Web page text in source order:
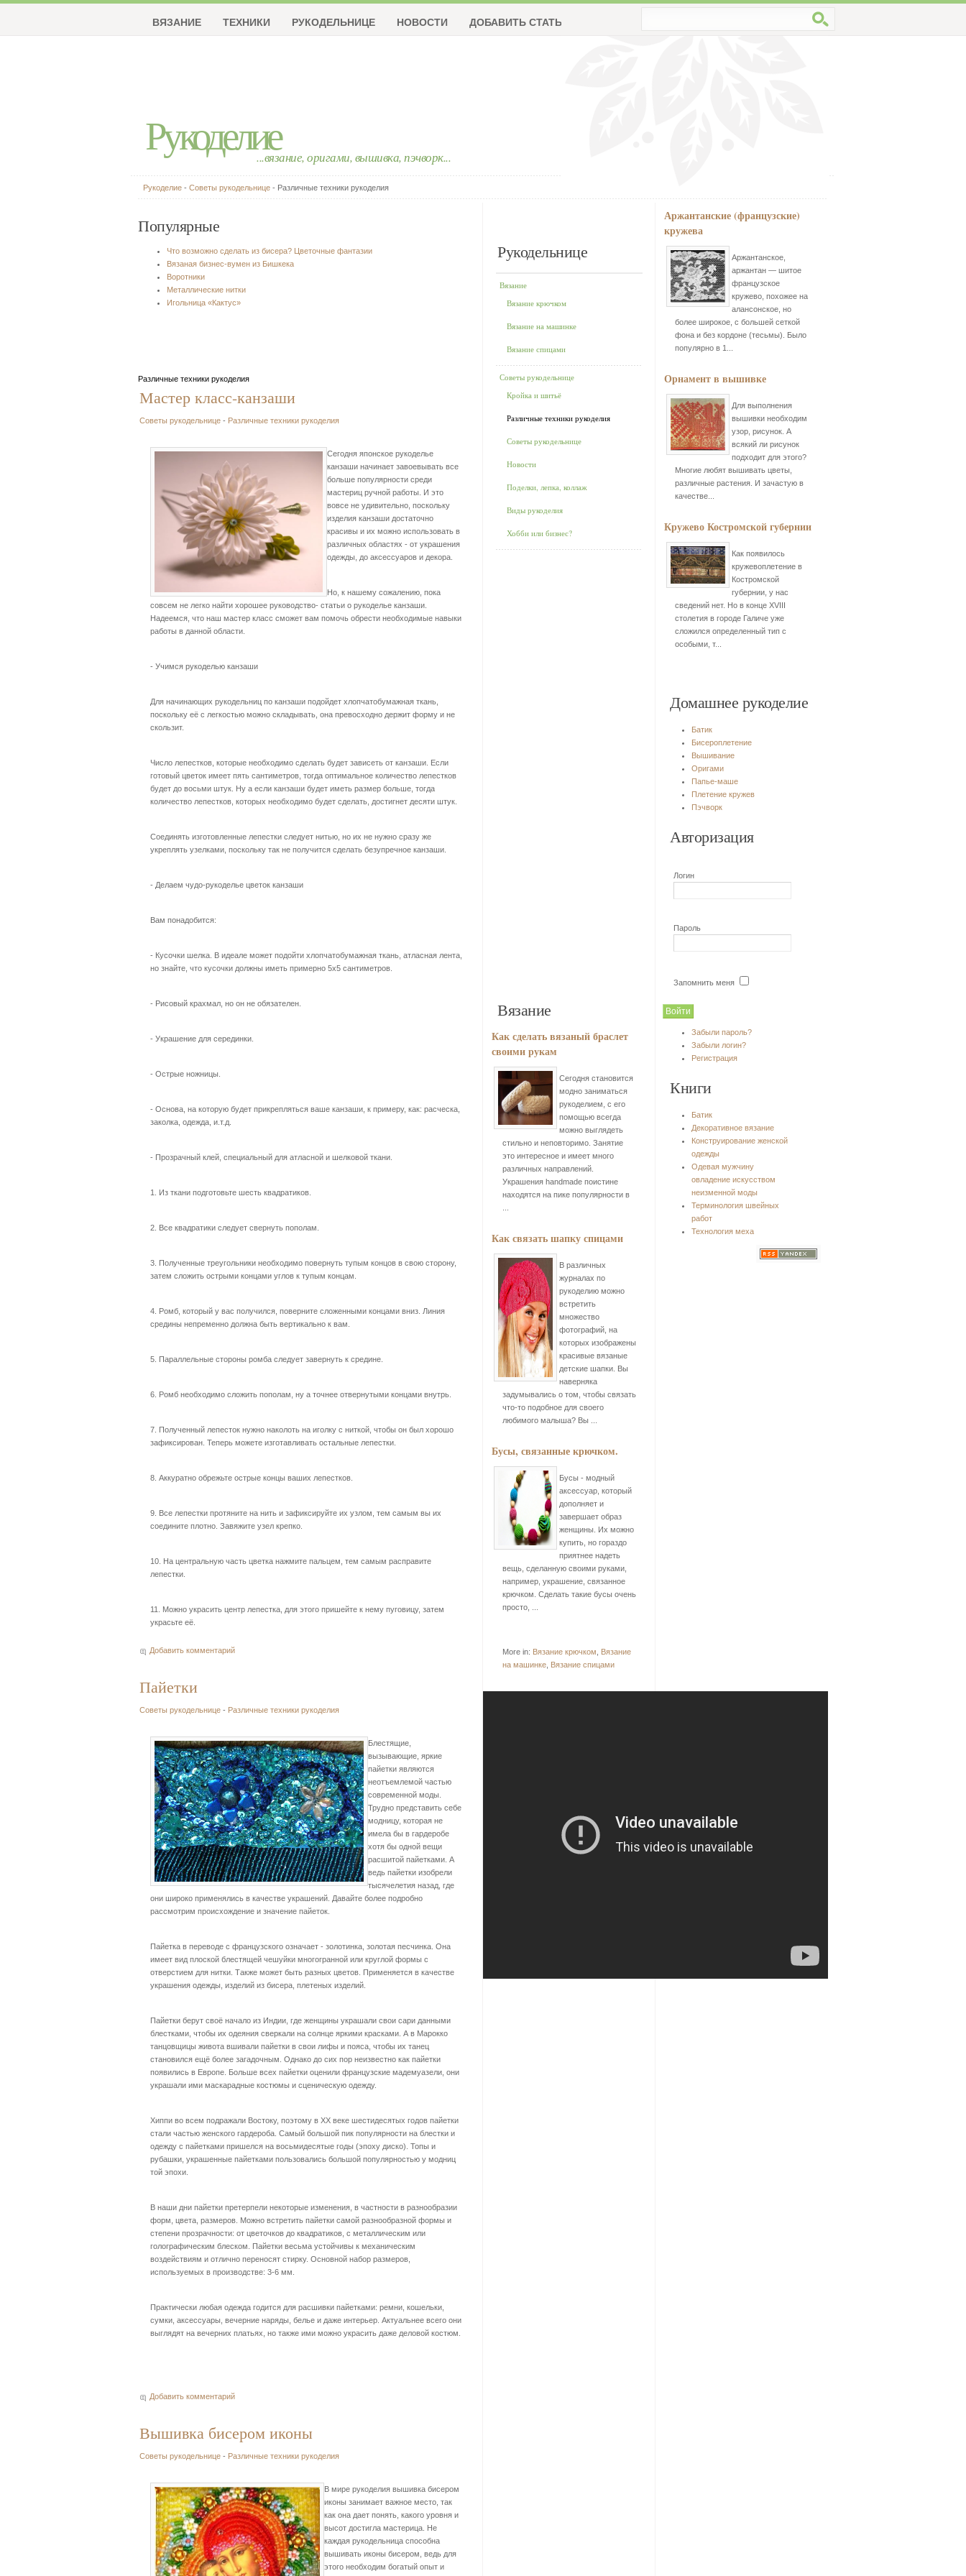
Рукоделие...вязание, оригами, вышивка, пэчворк...
ВЯЗАНИЕ ТЕХНИКИ РУКОДЕЛЬНИЦЕ НОВОСТИ ДОБАВИТЬ СТАТЬЮ
Рукоделие - Советы рукодельнице - Различные техники рукоделия
Популярные
Что возможно сделать из бисера? Цветочные фантазии
Вязаная бизнес-вумен из Бишкека
Воротники
Металлические нитки
Игольница «Кактус»
Различные техники рукоделия
Мастер класс-канзаши
Советы рукодельнице - Различные техники рукоделия
Сегодня японское рукоделье
канзаши начинает завоевывать все
больше популярности среди
мастериц ручной работы. И это
вовсе не удивительно, поскольку
изделия канзаши достаточно
красивы и их можно использовать в
различных областях - от украшения
одежды, до аксессуаров и декора.
Но, к нашему сожалению, пока
совсем не легко найти хорошее руководство- статьи о рукоделье канзаши.
Надеемся, что наш мастер класс сможет вам помочь обрести необходимые навыки
работы в данной области.
- Учимся рукоделью канзаши
Для начинающих рукодельниц по канзаши подойдет хлопчатобумажная ткань,
поскольку её с легкостью можно складывать, она превосходно держит форму и не
скользит.
Число лепестков, которые необходимо сделать будет зависеть от канзаши. Если
готовый цветок имеет пять сантиметров, тогда оптимальное количество лепестков
будет до восьми штук. Ну а если канзаши будет иметь размер больше, тогда
количество лепестков, которых необходимо будет сделать, достигнет десяти штук.
Соединять изготовленные лепестки следует нитью, но их не нужно сразу же
укреплять узелками, поскольку так не получится сделать безупречное канзаши.
- Делаем чудо-рукоделье цветок канзаши
Вам понадобится:
- Кусочки шелка. В идеале может подойти хлопчатобумажная ткань, атласная лента,
но знайте, что кусочки должны иметь примерно 5х5 сантиметров.
- Рисовый крахмал, но он не обязателен.
- Украшение для серединки.
- Острые ножницы.
- Основа, на которую будет прикрепляться ваше канзаши, к примеру, как: расческа,
заколка, одежда, и.т.д.
- Прозрачный клей, специальный для атласной и шелковой ткани.
1. Из ткани подготовьте шесть квадратиков.
2. Все квадратики следует свернуть пополам.
3. Полученные треугольники необходимо повернуть тупым концов в свою сторону,
затем сложить острыми концами углов к тупым концам.
4. Ромб, который у вас получился, поверните сложенными концами вниз. Линия
средины непременно должна быть вертикально к вам.
5. Параллельные стороны ромба следует завернуть к средине.
6. Ромб необходимо сложить пополам, ну а точнее отвернутыми концами внутрь.
7. Полученный лепесток нужно наколоть на иголку с ниткой, чтобы он был хорошо
зафиксирован. Теперь можете изготавливать остальные лепестки.
8. Аккуратно обрежьте острые концы ваших лепестков.
9. Все лепестки протяните на нить и зафиксируйте их узлом, тем самым вы их
соедините плотно. Завяжите узел крепко.
10. На центральную часть цветка нажмите пальцем, тем самым расправите
лепестки.
11. Можно украсить центр лепестка, для этого пришейте к нему пуговицу, затем
украсьте её.
Добавить комментарий
Пайетки
Советы рукодельнице - Различные техники рукоделия
Блестящие,
вызывающие, яркие
пайетки являются
неотъемлемой частью
современной моды.
Трудно представить себе
модницу, которая не
имела бы в гардеробе
хотя бы одной вещи
расшитой пайетками. А
ведь пайетки изобрели
тысячелетия назад, где
они широко применялись в качестве украшений. Давайте более подробно
рассмотрим происхождение и значение пайеток.
Пайетка в переводе с французского означает - золотинка, золотая песчинка. Она
имеет вид плоской блестящей чешуйки многогранной или круглой формы с
отверстием для нитки. Также может быть разных цветов. Применяется в качестве
украшения одежды, изделий из бисера, плетеных изделий.
Пайетки берут своё начало из Индии, где женщины украшали свои сари данными
блестками, чтобы их одеяния сверкали на солнце яркими красками. А в Марокко
танцовщицы живота вшивали пайетки в свои лифы и пояса, чтобы их танец
становился ещё более загадочным. Однако до сих пор неизвестно как пайетки
появились в Европе. Больше всех пайетки оценили французские мадемуазели, они
украшали ими маскарадные костюмы и сценическую одежду.
Хиппи во всем подражали Востоку, поэтому в ХХ веке шестидесятых годов пайетки
стали частью женского гардероба. Самый большой пик популярности на блестки и
одежду с пайетками пришелся на восьмидесятые годы (эпоху диско). Топы и
рубашки, украшенные пайетками пользовались большой популярностью у модниц
той эпохи.
В наши дни пайетки претерпели некоторые изменения, в частности в разнообразии
форм, цвета, размеров. Можно встретить пайетки самой разнообразной формы и
степени прозрачности: от цветочков до квадратиков, с металлическим или
голографическим блеском. Пайетки весьма устойчивы к механическим
воздействиям и отлично переносят стирку. Основной набор размеров,
используемых в производстве: 3-6 мм.
Практически любая одежда годится для расшивки пайетками: ремни, кошельки,
сумки, аксессуары, вечерние наряды, белье и даже интерьер. Актуальнее всего они
выглядят на вечерних платьях, но также ими можно украсить даже деловой костюм.
Добавить комментарий
Вышивка бисером иконы
Советы рукодельнице - Различные техники рукоделия
В мире рукоделия вышивка бисером
иконы занимает важное место, так
как она дает понять, какого уровня и
высот достигла мастерица. Не
каждая рукодельница способна
вышивать иконы бисером, ведь для
этого необходим богатый опыт и
Рукодельнице
Вязание
Вязание крючком
Вязание на машинке
Вязание спицами
Советы рукодельнице
Кройка и шитьё
Различные техники рукоделия
Советы рукодельнице
Новости
Поделки, лепка, коллаж
Виды рукоделия
Хобби или бизнес?
Вязание
Как сделать вязаный браслет
своими рукам
Сегодня становится
модно заниматься
рукоделием, с его
помощью всегда
можно выглядеть
стильно и неповторимо. Занятие
это интересное и имеет много
различных направлений.
Украшения handmade поистине
находятся на пике популярности в
Как связать шапку спицами
В различных
журналах по
рукоделию можно
встретить
множество
фотографий, на
которых изображены
красивые вязаные
детские шапки. Вы
наверняка
задумывались о том, чтобы связать
что-то подобное для своего
любимого малыша? Вы ...
Бусы, связанные крючком.
Бусы - модный
аксессуар, который
дополняет и
завершает образ
женщины. Их можно
купить, но гораздо
приятнее надеть
вещь, сделанную своими руками,
например, украшение, связанное
крючком. Сделать такие бусы очень
просто, ...
More in: Вязание крючком
Вязание
на машинке Вязание спицами
Аржантанские (французские)
кружева
Аржантанское,
аржантан — шитое
французское
кружево, похожее на
алансонское, но
более широкое, с большей сеткой
фона и без кордоне (тесьмы). Было
популярно в 1...
Орнамент в вышивке
Для выполнения
вышивки необходим
узор, рисунок. А
всякий ли рисунок
подходит для этого?
Многие любят вышивать цветы,
различные растения. И зачастую в
качестве...
Кружево Костромской губернии
Как появилось
кружевоплетение в
Костромской
губернии, у нас
сведений нет. Но в конце XVIII
столетия в городе Галиче уже
сложился определенный тип с
особыми, т...
Домашнее рукоделие
Батик
Бисероплетение
Вышивание
Оригами
Папье-маше
Плетение кружев
Пэчворк
Авторизация
Логин
Пароль
Запомнить меня
Забыли пароль?
Забыли логин?
Регистрация
Книги
Батик
Декоративное вязание
Конструирование женской
одежды
Одевая мужчину
овладение искусством
неизменной моды
Терминология швейных
работ
Технология меха